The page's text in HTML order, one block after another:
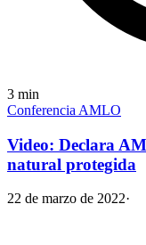
3 min
Conferencia AMLO
Video: Declara
natural protegida
22 de marzo de 2022·